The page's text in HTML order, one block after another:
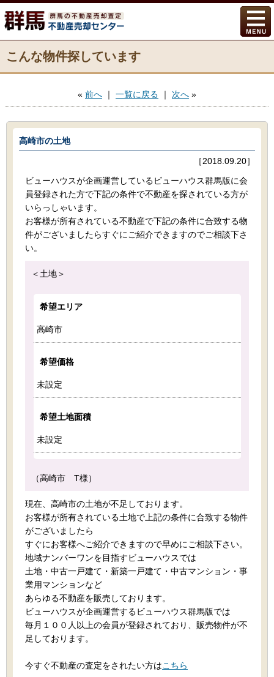
こんな物件探しています
« 前へ ｜ 一覧に戻る ｜ 次へ »
高崎市の土地
［2018.09.20］
ビューハウスが企画運営しているビューハウス群馬版に会
員登録された方で下記の条件で不動産を探されている方が
いらっしゃいます。
お客様が所有されている不動産で下記の条件に合致する物
件がございましたらすぐにご紹介できますのでご相談下さ
い。
＜土地＞
希望エリア
高崎市
希望価格
未設定
希望土地面積
未設定
（高崎市 T様）
現在、高崎市の土地が不足しております。
お客様が所有されている土地で上記の条件に合致する物件
がございましたら
すぐにお客様へご紹介できますので早めにご相談下さい。
地域ナンバーワンを目指すビューハウスでは
土地・中古一戸建て・新築一戸建て・中古マンション・事
業用マンションなど
あらゆる不動産を販売しております。
ビューハウスが企画運営するビューハウス群馬版では
毎月１００人以上の会員が登録されており、販売物件が不
足しております。
今すぐ不動産の査定をされたい方はこちら